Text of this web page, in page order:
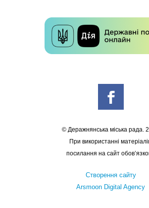
© Деражнянська міська рада.
При використанні
посилання на сайт
Створення сайту
Arsmoon Digital Agency